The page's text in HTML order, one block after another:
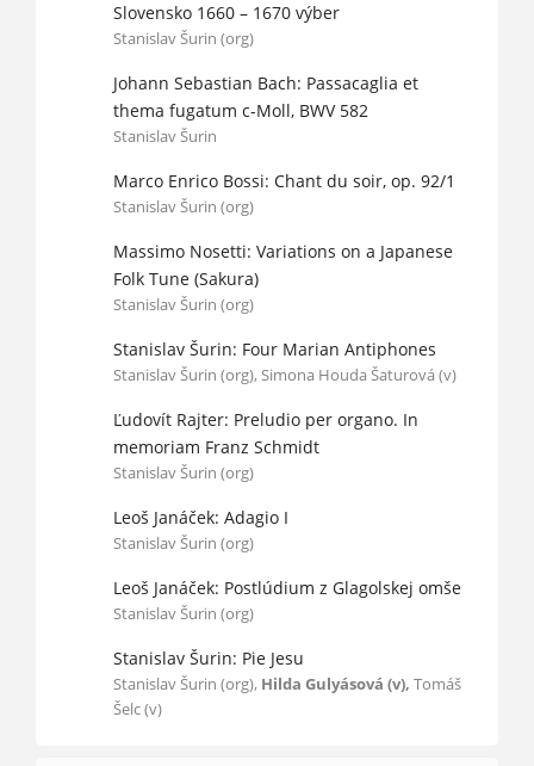
Slovensko 1660 – 1670 výber
Stanislav Šurin (org)
Johann Sebastian Bach: Passacaglia et
thema fugatum c-Moll, BWV 582
Stanislav Šurin
Marco Enrico Bossi: Chant du soir, op. 92/1
Stanislav Šurin (org)
Massimo Nosetti: Variations on a Japanese
Folk Tune (Sakura)
Stanislav Šurin (org)
Stanislav Šurin: Four Marian Antiphones
Stanislav Šurin (org), Simona Houda Šaturová (v)
Ľudovít Rajter: Preludio per organo. In
memoriam Franz Schmidt
Stanislav Šurin (org)
Leoš Janáček: Adagio I
Stanislav Šurin (org)
Leoš Janáček: Postlúdium z Glagolskej omše
Stanislav Šurin (org)
Stanislav Šurin: Pie Jesu
Stanislav Šurin (org), Hilda Gulyásová (v), Tomáš
Šelc (v)